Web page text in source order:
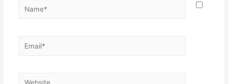
Name*
Email*
Website